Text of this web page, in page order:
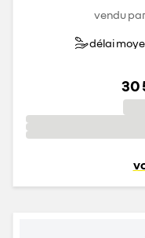
vendu
délai
30